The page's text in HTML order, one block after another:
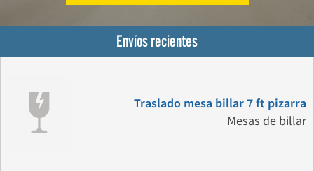
Envíos recientes
Traslado mesa billar 7 ft pizarra
Mesas de billar